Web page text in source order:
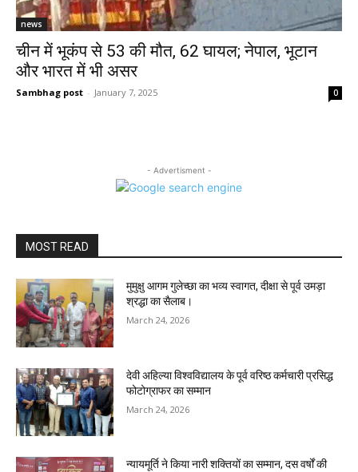
news
चीन में भूकंप से 53 की मौत, 62 घायल; नेपाल, भूटान
और भारत में भी असर
Sambhag post - January 7, 2025 0
- Advertisment -
MOST READ
मुमुक्षु आगम गुलेच्छा का भव्य स्वागत, दीक्षा से पूर्व उमड़ा
श्रद्धा का सैलाब।
March 24, 2026
देवी अहिल्या विश्वविद्यालय के पूर्व वरिष्ठ कर्मचारी प्रसिद्ध
फोटोग्राफर का सम्मान
March 24, 2026
न्यायमूर्ति ने किया नारी शक्तियों का सम्मान, दस वर्षों की